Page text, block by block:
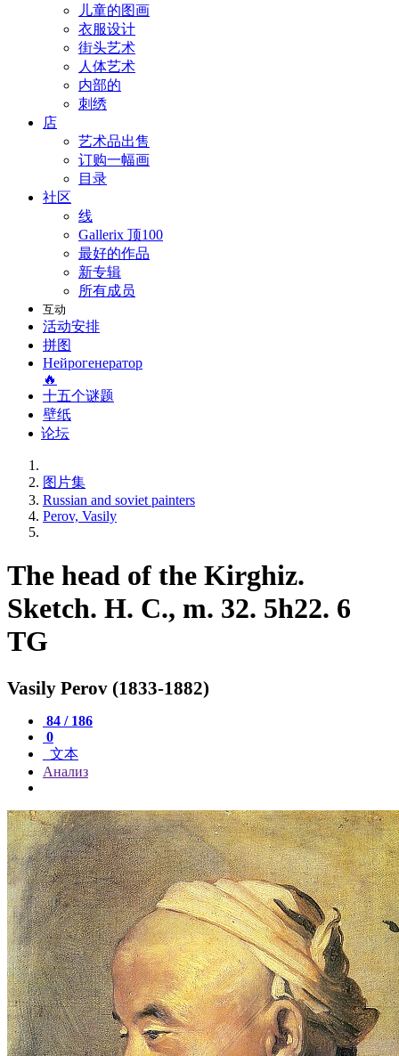
儿童的图画
衣服设计
街头艺术
人体艺术
内部的
刺绣
店
艺术品出售
订购一幅画
目录
社区
线
Gallerix 顶100
最好的作品
新专辑
所有成员
互动
活动安排
拼图
Нейрогенератор
🔥
十五个谜题
壁纸
论坛
图片集
Russian and soviet painters
Perov, Vasily
The head of the Kirghiz.
Sketch. H. C., m. 32. 5h22. 6
TG
Vasily Perov (1833-1882)
84 / 186
0
文本
Анализ